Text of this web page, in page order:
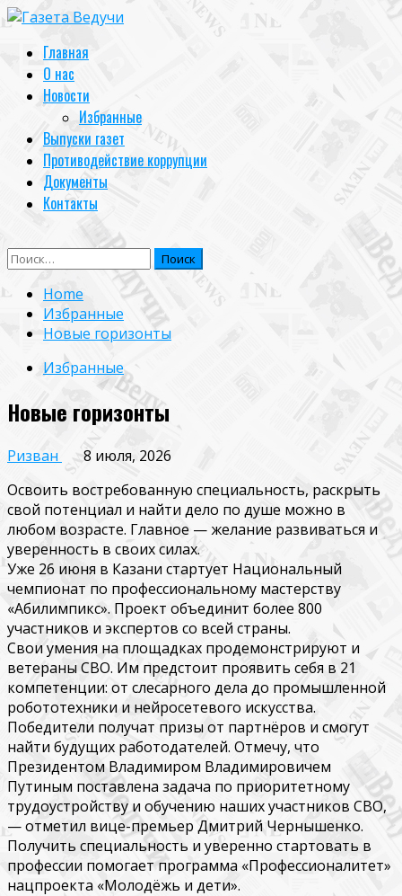
Skip
content
Primary
Menu
Главная
О нас
Новости
Избранные
Выпуски газет
Противодействие коррупции
Документы
Контакты
Найти:
Home
Избранные
Новые горизонты
Избранные
Новые горизонты
Ризван
8 июля, 2026
Освоить востребованную специальность, раскрыть
свой потенциал и найти дело по душе можно в
любом возрасте. Главное — желание развиваться и
уверенность в своих силах.
Уже 26 июня в Казани стартует Национальный
чемпионат по профессиональному мастерству
«Абилимпикс». Проект объединит более 800
участников и экспертов со всей страны.
Свои умения на площадках продемонстрируют и
ветераны СВО. Им предстоит проявить себя в 21
компетенции: от слесарного дела до промышленной
робототехники и нейросетевого искусства.
Победители получат призы от партнёров и смогут
найти будущих работодателей. Отмечу, что
Президентом Владимиром Владимировичем
Путиным поставлена задача по приоритетному
трудоустройству и обучению наших участников СВО,
— отметил вице-премьер Дмитрий Чернышенко.
Получить специальность и уверенно стартовать в
профессии помогает программа «Профессионалитет»
нацпроекта «Молодёжь и дети».